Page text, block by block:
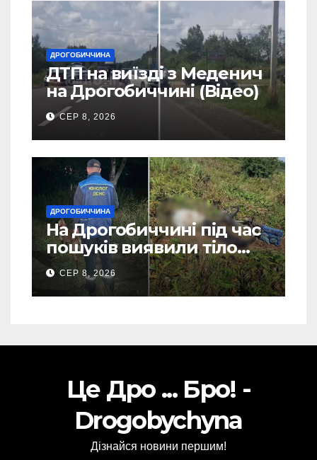
ДРОГОБИЧЧИНА
ДТП на виїзді з Меденич
на Дрогобиччині (Відео)
СЕР 8, 2026
ДРОГОБИЧЧИНА
На Дрогобиччині під час
пошуків виявили тіло
зниклого чоловіка (Фото)
СЕР 8, 2026
Це Дро ... Бро! -
Drogobychyna
Дізнайся новини першим!